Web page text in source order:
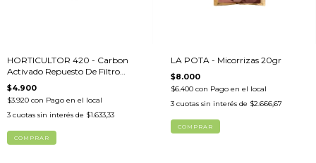
HORTICULTOR 420 - Carbon
Activado Repuesto De Filtro
100gr
$4.900
$3.920 con Pago en el local
3 cuotas sin interés de $1.633,33
LA POTA - Micorrizas 20gr
$8.000
$6.400 con Pago en el local
3 cuotas sin interés de $2.666,67